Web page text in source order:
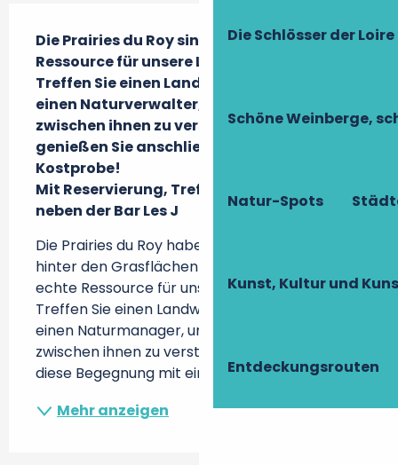
Die Schlösser der Loire
Schöne Weinberge,
Natur-Spots
Kunst, Kultur und
Entdeckungsrouten
Die Prairies du Roy sind eine echte
Ressource für unsere Landwirtschaft.
Treffen Sie einen Landwirt, seine Kühe und
einen Naturverwalter, um die Verbindung
zwischen ihnen zu verstehen, und
genießen Sie anschließend eine kleine
Kostprobe!
Mit Reservierung, Treffpunkt in Beaulieu,
neben der Bar Les J
Die Prairies du Roy haben eine Geschichte und
hinter den Grasflächen verbirgt sich eine
echte Ressource für unsere Landwirtschaft.
Treffen Sie einen Landwirt, seine Kühe und
einen Naturmanager, um die Verbindung
zwischen ihnen zu verstehen. Beenden Sie
diese Begegnung mit einer Kostprobe! Mit...
Mehr anzeigen